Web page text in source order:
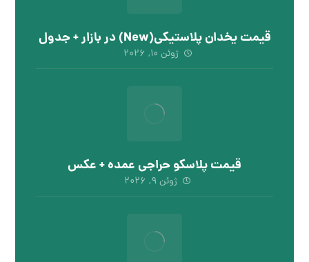
قیمت یخدان پلاستیکی(New) در بازار + جدول
ژوئن ۱۰, ۲۰۲۶
قیمت پلاسکو حراجی عمده + عکس
ژوئن ۹, ۲۰۲۶